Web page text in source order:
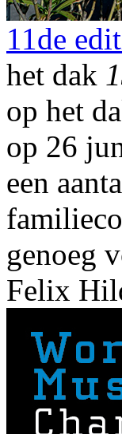
11de
het dak
op het
op 26
een
genoeg
Felix